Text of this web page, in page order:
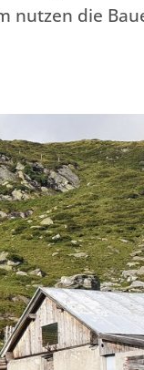
nutzen die